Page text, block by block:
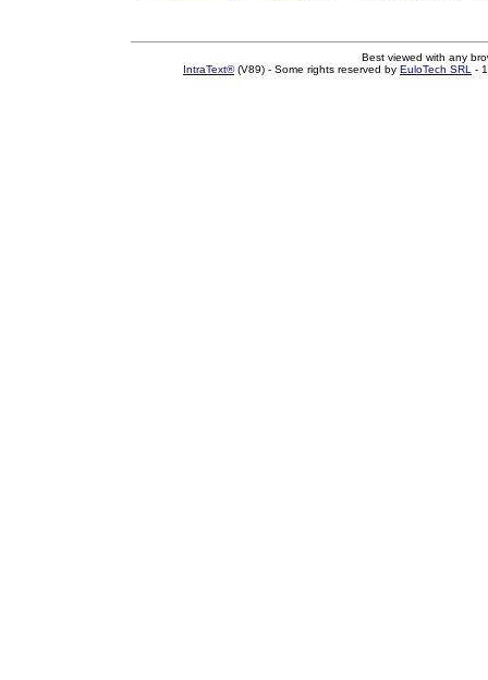
Best viewed with any
IntraText®(V89) - Some rights reserved by EuloTech SRL -